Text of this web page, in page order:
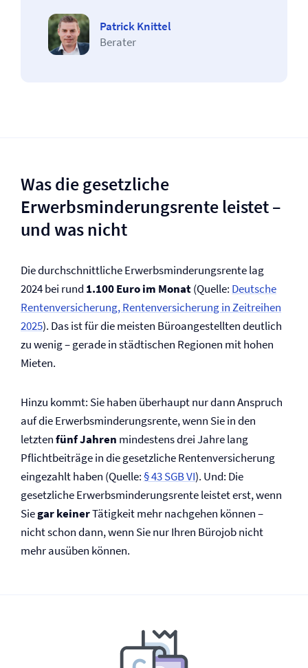
Patrick Knittel
Berater
Was die gesetzliche
Erwerbsminderungs­rente leistet –
und was nicht
Die durchschnittliche Erwerbsminderungs­rente lag
2024 bei rund 1.100 Euro im Monat(Quelle: Deutsche
Renten­versicherung, Renten­versicherung in Zeitreihen
2025). Das ist für die meisten Büroangestellten deutlich
zu wenig – gerade in städtischen Regionen mit hohen
Mieten.
Hinzu kommt: Sie haben überhaupt nur dann Anspruch
auf die Erwerbsminderungs­rente, wenn Sie in den
letztenfünf Jahren mindestens drei Jahre lang
Pflichtbeiträge in die gesetzliche Renten­versicherung
eingezahlt haben (Quelle:§ 43 SGB VI). Und: Die
gesetzliche Erwerbsminderungs­rente leistet erst, wenn
Siegar keinerTätigkeit mehr nachgehen können –
nicht schon dann, wenn Sie nur Ihren Bürojob nicht
mehr ausüben können.